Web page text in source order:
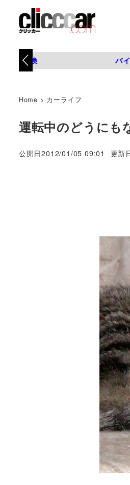
タイヤ交換 バ
Home > カーライフ
運転中のどうにも
公開日2012/01/05 09:01 更新